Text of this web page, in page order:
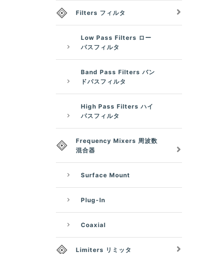
Filters フィルタ
Low Pass Filters ロー
パスフィルタ
Band Pass Filters バン
ドパスフィルタ
High Pass Filters ハイ
パスフィルタ
Frequency Mixers 周波数
混合器
Surface Mount
Plug-In
Coaxial
Limiters リミッタ